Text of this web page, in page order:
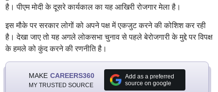
है। पीएम मोदी के दूसरे कार्यकाल का यह आखिरी रोजगार मेला है।
इस मौके पर सरकार लोगों को अपने पक्ष में एकजुट करने की कोशिश कर रही
है। देखा जाए तो यह अगले लोकसभा चुनाव से पहले बेरोजगारी के मुद्दे पर विपक्ष
के हमले को कुंद करने की रणनीति है।
MAKE CAREERS360
MY TRUSTED SOURCE
Add as a preferred
source on google